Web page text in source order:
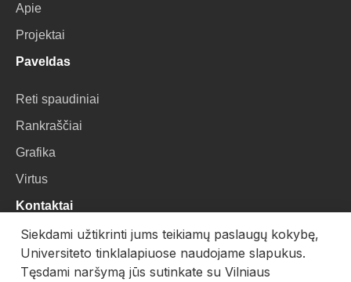
Apie
Projektai
Paveldas
Reti spaudiniai
Rankraščiai
Grafika
Virtus
Kontaktai
VU Biblioteka
Universiteto g. 3, LT-01122, Vilnius
Siekdami užtikrinti jums teikiamų paslaugų kokybę,
Universiteto tinklalapiuose naudojame slapukus.
Tęsdami naršymą jūs sutinkate su Vilniaus